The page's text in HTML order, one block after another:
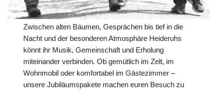
Zwischen alten Bäumen, Gesprächen bis tief in die
Nacht und der besonderen Atmosphäre Heideruhs
könnt ihr Musik, Gemeinschaft und Erholung
miteinander verbinden. Ob gemütlich im Zelt, im
Wohnmobil oder komfortabel im Gästezimmer –
unsere Jubiläumspakete machen euren Besuch zu